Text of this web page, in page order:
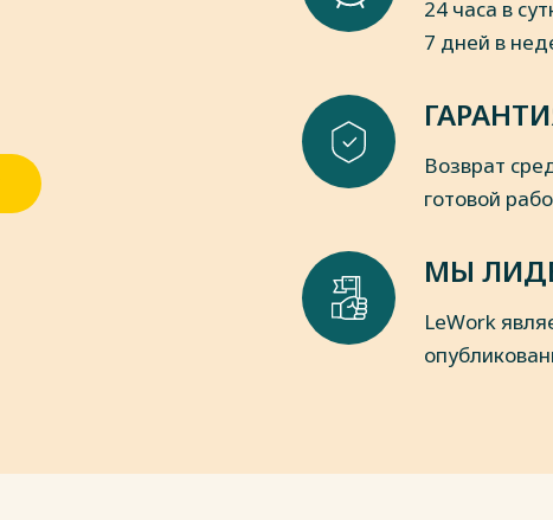
– №4. – С. 90-101. – URL:
организация, процесс:
Гардарика. 2021. – 416 с.
/ А.В. Игнатьева. – Москва: ЮНИТИ,
24 часа в
7 дней в
Возврат
готовой
МЫ
LeWork